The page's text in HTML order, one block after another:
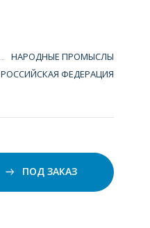
НАРОДНЫЕ ПРОМЫСЛЫ
РОССИЙСКАЯ ФЕДЕРАЦИЯ
ПОД ЗАКАЗ